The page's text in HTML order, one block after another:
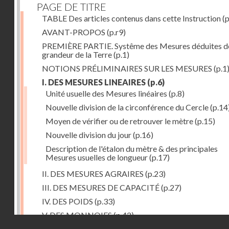
PAGE DE TITRE
TABLE Des articles contenus dans cette Instruction
AVANT-PROPOS (p.r9)
PREMIÈRE PARTIE. Systême des Mesures déduites
grandeur de la Terre(p.1)
NOTIONS PRÉLIMINAIRES SUR LES MESURES (p.1)
I. DES MESURES LINEAIRES (p.6)
Unité usuelle des Mesures linéaires (p.8)
Nouvelle division de la circonférence du Cercle
Moyen de vérifier ou de retrouver le mètre(p.15)
Nouvelle division du jour(p.16)
Description de l'étalon du mètre & des principales
Mesures usuelles de longueur(p.17)
II. DES MESURES AGRAIRES (p.23)
III. DES MESURES DE CAPACITÉ(p.27)
IV. DES POIDS (p.33)
V. DES MONNOIES(p.42)